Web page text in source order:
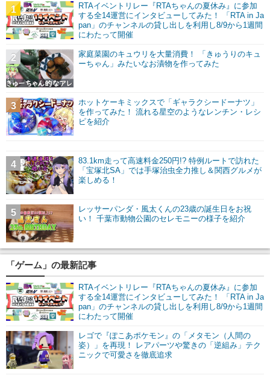
RTAイベントリレー『RTAちゃんの夏休み』に参加
する全14運営にインタビューしてみた！ 「RTA in Ja
pan」のチャンネルの貸し出しを利用し8/9から1週間
にわたって開催
1
家庭菜園のキュウリを大量消費！ 「きゅうりのキュ
ーちゃん」みたいなお漬物を作ってみた
2
ホットケーキミックスで「ギャラクシードーナツ」
を作ってみた！ 流れる星空のようなレンチン・レシ
ピを紹介
3
83.1km走って高速料金250円!? 特例ルートで訪れた
「宝塚北SA」では手塚治虫全力推し＆関西グルメが
楽しめる！
4
レッサーパンダ・風太くんの23歳の誕生日をお祝
い！ 千葉市動物公園のセレモニーの様子を紹介
5
「ゲーム」の最新記事
RTAイベントリレー『RTAちゃんの夏休み』に参加
する全14運営にインタビューしてみた！ 「RTA in Ja
pan」のチャンネルの貸し出しを利用し8/9から1週間
にわたって開催
レゴで『ぽこあポケモン』の「メタモン（人間の
姿）」を再現！ レアパーツや驚きの「逆組み」テク
ニックで可愛さを徹底追求